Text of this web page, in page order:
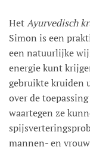
HetAyurvedisch
Simon is een
een natuurlijke
energie kunt
gebruikte kruiden
over de
waartegen ze
mannen- en